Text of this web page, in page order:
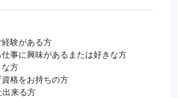
験がある方
事に興味があるまたは好きな方
方
格をお持ちの方
来る方